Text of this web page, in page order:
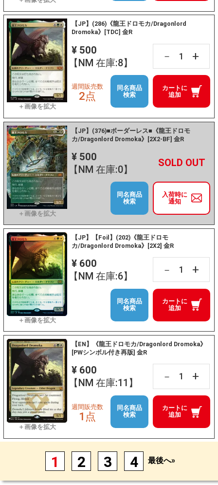
【JP】(286)《龍王ドロモカ/Dragonlord
Dromoka》[TDC] 金R
¥ 500
【NM 在庫:8】
－ +
カートに
追加
週間販売数
2点
同名商品
検索
【JP】(376)■ボーダーレス■《龍王ドロモ
カ/Dragonlord Dromoka》[2X2-BF] 金R
¥ 500
【NM 在庫:0】
－ +
入荷時に
通知
同名商品
検索
【JP】【Foil】(202)《龍王ドロモ
カ/Dragonlord Dromoka》[2X2] 金R
¥ 600
【NM 在庫:6】
－ +
カートに
追加
同名商品
検索
【EN】《龍王ドロモカ/Dragonlord Dromoka》
[PWシンボル付き再版] 金R
¥ 600
【NM 在庫:11】
－ +
カートに
追加
週間販売数
1点
同名商品
検索
1 2 3 4 最後へ»